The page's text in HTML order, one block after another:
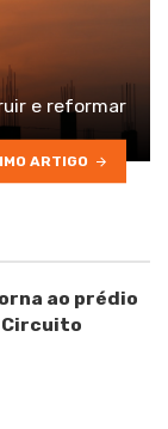
e reformar
ARTIGO
ao prédio
Circuito